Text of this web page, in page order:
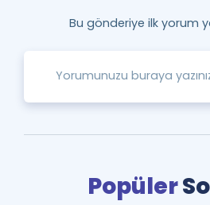
Bu gönderiye ilk yorum
Popüler